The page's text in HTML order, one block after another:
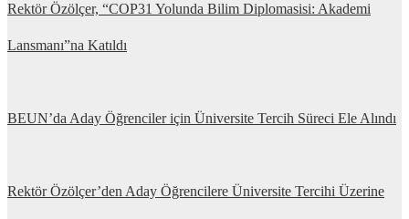
Rektör Özölçer, “COP31 Yolunda Bilim Diplomasisi: Akademi
Lansmanı”na Katıldı
BEUN’da Aday Öğrenciler için Üniversite Tercih Süreci Ele Alındı
Rektör Özölçer’den Aday Öğrencilere Üniversite Tercihi Üzerine